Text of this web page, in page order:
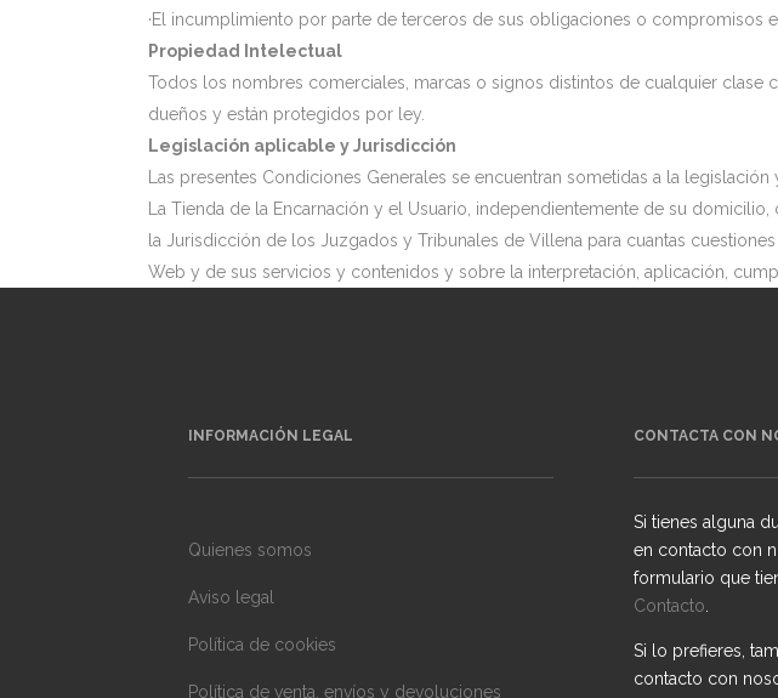
·El incumplimiento por parte de terceros de sus obligaciones o compromisos
Propiedad Intelectual
Todos los nombres comerciales, marcas o signos distintos de cualquier clase
dueños y están protegidos por ley.
Legislación aplicable y Jurisdicción
Las presentes Condiciones Generales se encuentran sometidas a la
La Tienda de la Encarnación y el Usuario, independientemente de su
la Jurisdicción de los Juzgados y Tribunales de Villena para cuantas
Web y de sus servicios y contenidos y sobre la interpretación, aplicación,
INFORMACIÓN LEGAL
Quienes somos
Aviso legal
Política de cookies
Política de venta, envíos y devoluciones
CONTACTA CON
Si tienes alguna
en contacto con
formulario que
Contacto.
Si lo prefieres,
contacto con